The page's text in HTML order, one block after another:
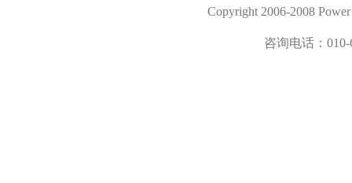
Copyright 2006-2008
咨询电话：